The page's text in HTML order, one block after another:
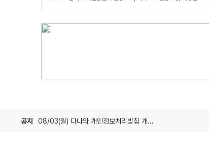
공지 08/03(월) 다나와 개인정보처리방침 개정 안내